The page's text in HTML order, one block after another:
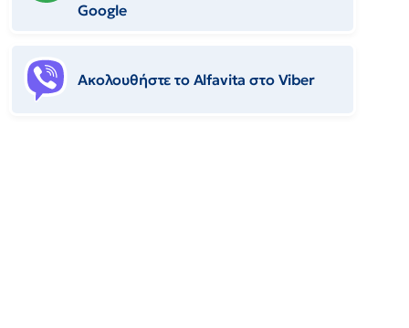
Google
Ακολουθήστε το Αlfavita στο Viber